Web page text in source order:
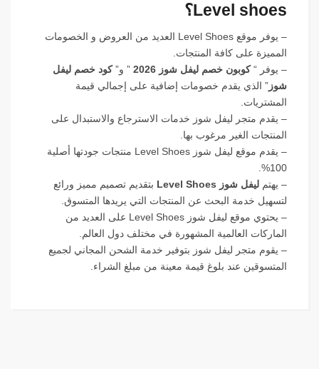
Level shoes؟
– يوفر موقع Level Shoes العديد من العروض و الخصومات
المميزة على كافة المنتجات.
– يوفر “ كوبون خصم ليفل شوز 2026 ” و”كود خصم ليفل
شوز” الذي يقدم خصومات إضافية على إجمالي قيمة
المشتريات.
– يقدم متجر ليفل شوز خدمات الاسترجاع والاستبدال على
المنتجات الغير مرغوب بها.
– يقدم موقع ليفل شوز Level Shoes منتجات جودتها أصلية
100%.
– يهتم ليفل شوز Level Shoes
بتقديم تصميم مميز ورائع
لتسهيل خدمة البحث عن المنتجات التي يريدها المتسوق.
– يحتوي موقع ليفل شوز Level Shoes على العديد من
الماركات العالمية المشهورة في مختلف دول العالم.
– يقوم متجر ليفل شوز بتوفير خدمة الشحن المجاني لجميع
المتسوقين عند بلوغ قيمة معينة من مبلغ الشراء.